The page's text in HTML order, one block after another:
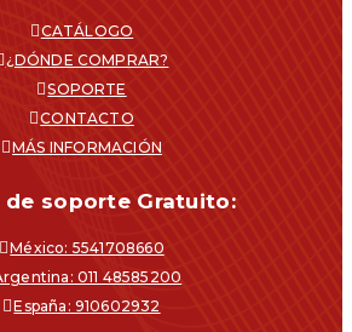
CATÁLOGO
¿DÓNDE COMPRAR?
SOPORTE
CONTACTO
MÁS INFORMACIÓN
de soporte Gratuito:
México: 5541708660
011 48585200
España: 910602932